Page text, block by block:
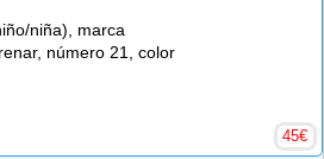
niña), marca
número 21, color
45€